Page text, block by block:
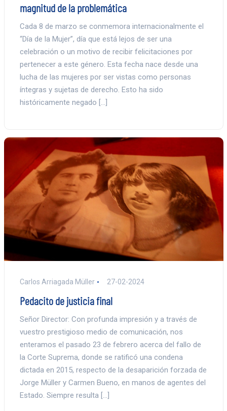
magnitud de la problemática
Cada 8 de marzo se conmemora internacionalmente el
“Día de la Mujer”, día que está lejos de ser una
celebración o un motivo de recibir felicitaciones por
pertenecer a este género. Esta fecha nace desde una
lucha de las mujeres por ser vistas como personas
íntegras y sujetas de derecho. Esto ha sido
históricamente negado […]
Carlos Arriagada Müller 27-02-2024
Pedacito de justicia final
Señor Director: Con profunda impresión y a través de
vuestro prestigioso medio de comunicación, nos
enteramos el pasado 23 de febrero acerca del fallo de
la Corte Suprema, donde se ratificó una condena
dictada en 2015, respecto de la desaparición forzada de
Jorge Müller y Carmen Bueno, en manos de agentes del
Estado. Siempre resulta […]